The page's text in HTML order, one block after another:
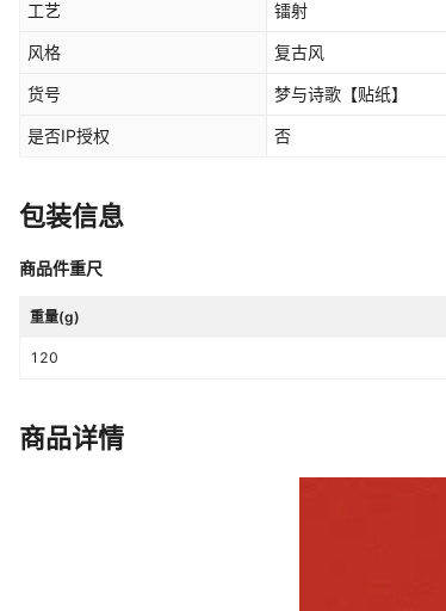
工艺 镭射
风格 复古风
货号 梦与诗歌【贴纸】
是否IP授权 否
包装信息
商品件重尺
重量(g)
120
商品详情